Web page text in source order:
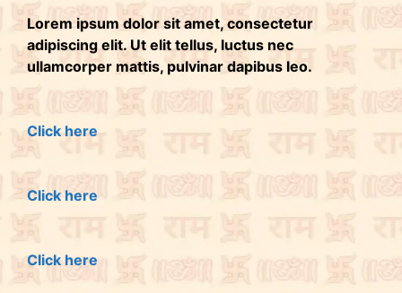
Lorem ipsum dolor sit amet, consectetur
adipiscing elit. Ut elit tellus, luctus nec
ullamcorper mattis, pulvinar dapibus leo.
Click here
Click here
Click here